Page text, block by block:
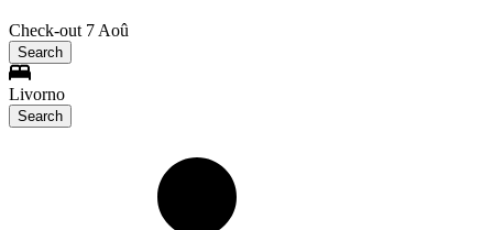
Check-out 7 Aoû
Search
Livorno
Search